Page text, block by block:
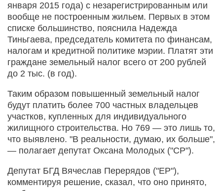
января 2015 года) с незарегистрированным или
вообще не построенным жильем. Первых в этом
списке большинство, пояснила Надежда
Тиньгаева, председатель комитета по финансам,
налогам и кредитной политике мэрии. Платят эти
граждане земельный налог всего от 200 рублей
до 2 тыс. (в год).
Таким образом повышенный земельный налог
будут платить более 700 частных владельцев
участков, купленных для индивидуального
жилищного строительства. Но 769 — это лишь то,
что выявлено. "В реальности, думаю, их больше",
— полагает депутат Оксана Молодых ("СР").
Депутат БГД Вячеслав Перерядов ("ЕР"),
комментируя решение, сказал, что оно принято,